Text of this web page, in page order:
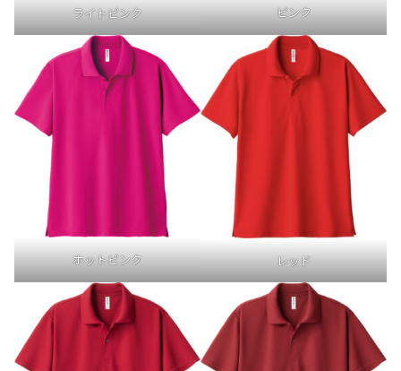
ライトピンク ピンク
ホットピンク レッド